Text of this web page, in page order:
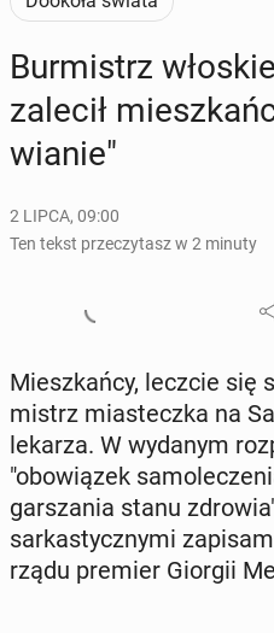
Bur­mistrz
zalecił
wia­nie"
2 LIPCA, 09:00
Ten tekst przeczytasz w 2 minuty
Miesz­kań­cy, leczcie się
mistrz mia­stecz­ka na
lekarza. W wydanym
"obo­wią­zek
gar­sza­nia stanu
sar­ka­stycz­ny­mi
rządu premier Giorgii